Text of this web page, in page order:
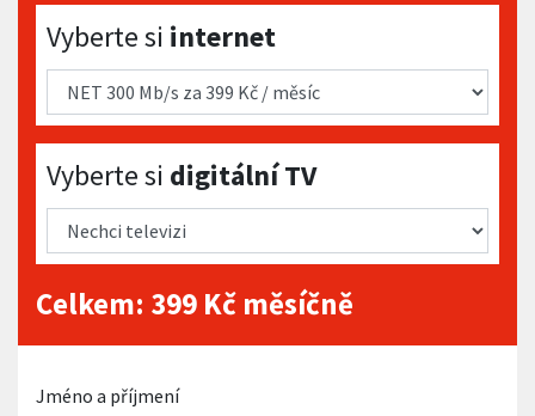
Vyberte si internet
Vyberte si internet
Vyberte si digitální TV
Vyberte si digitální TV
Celkem: 399 Kč měsíčně
Jméno a příjmení